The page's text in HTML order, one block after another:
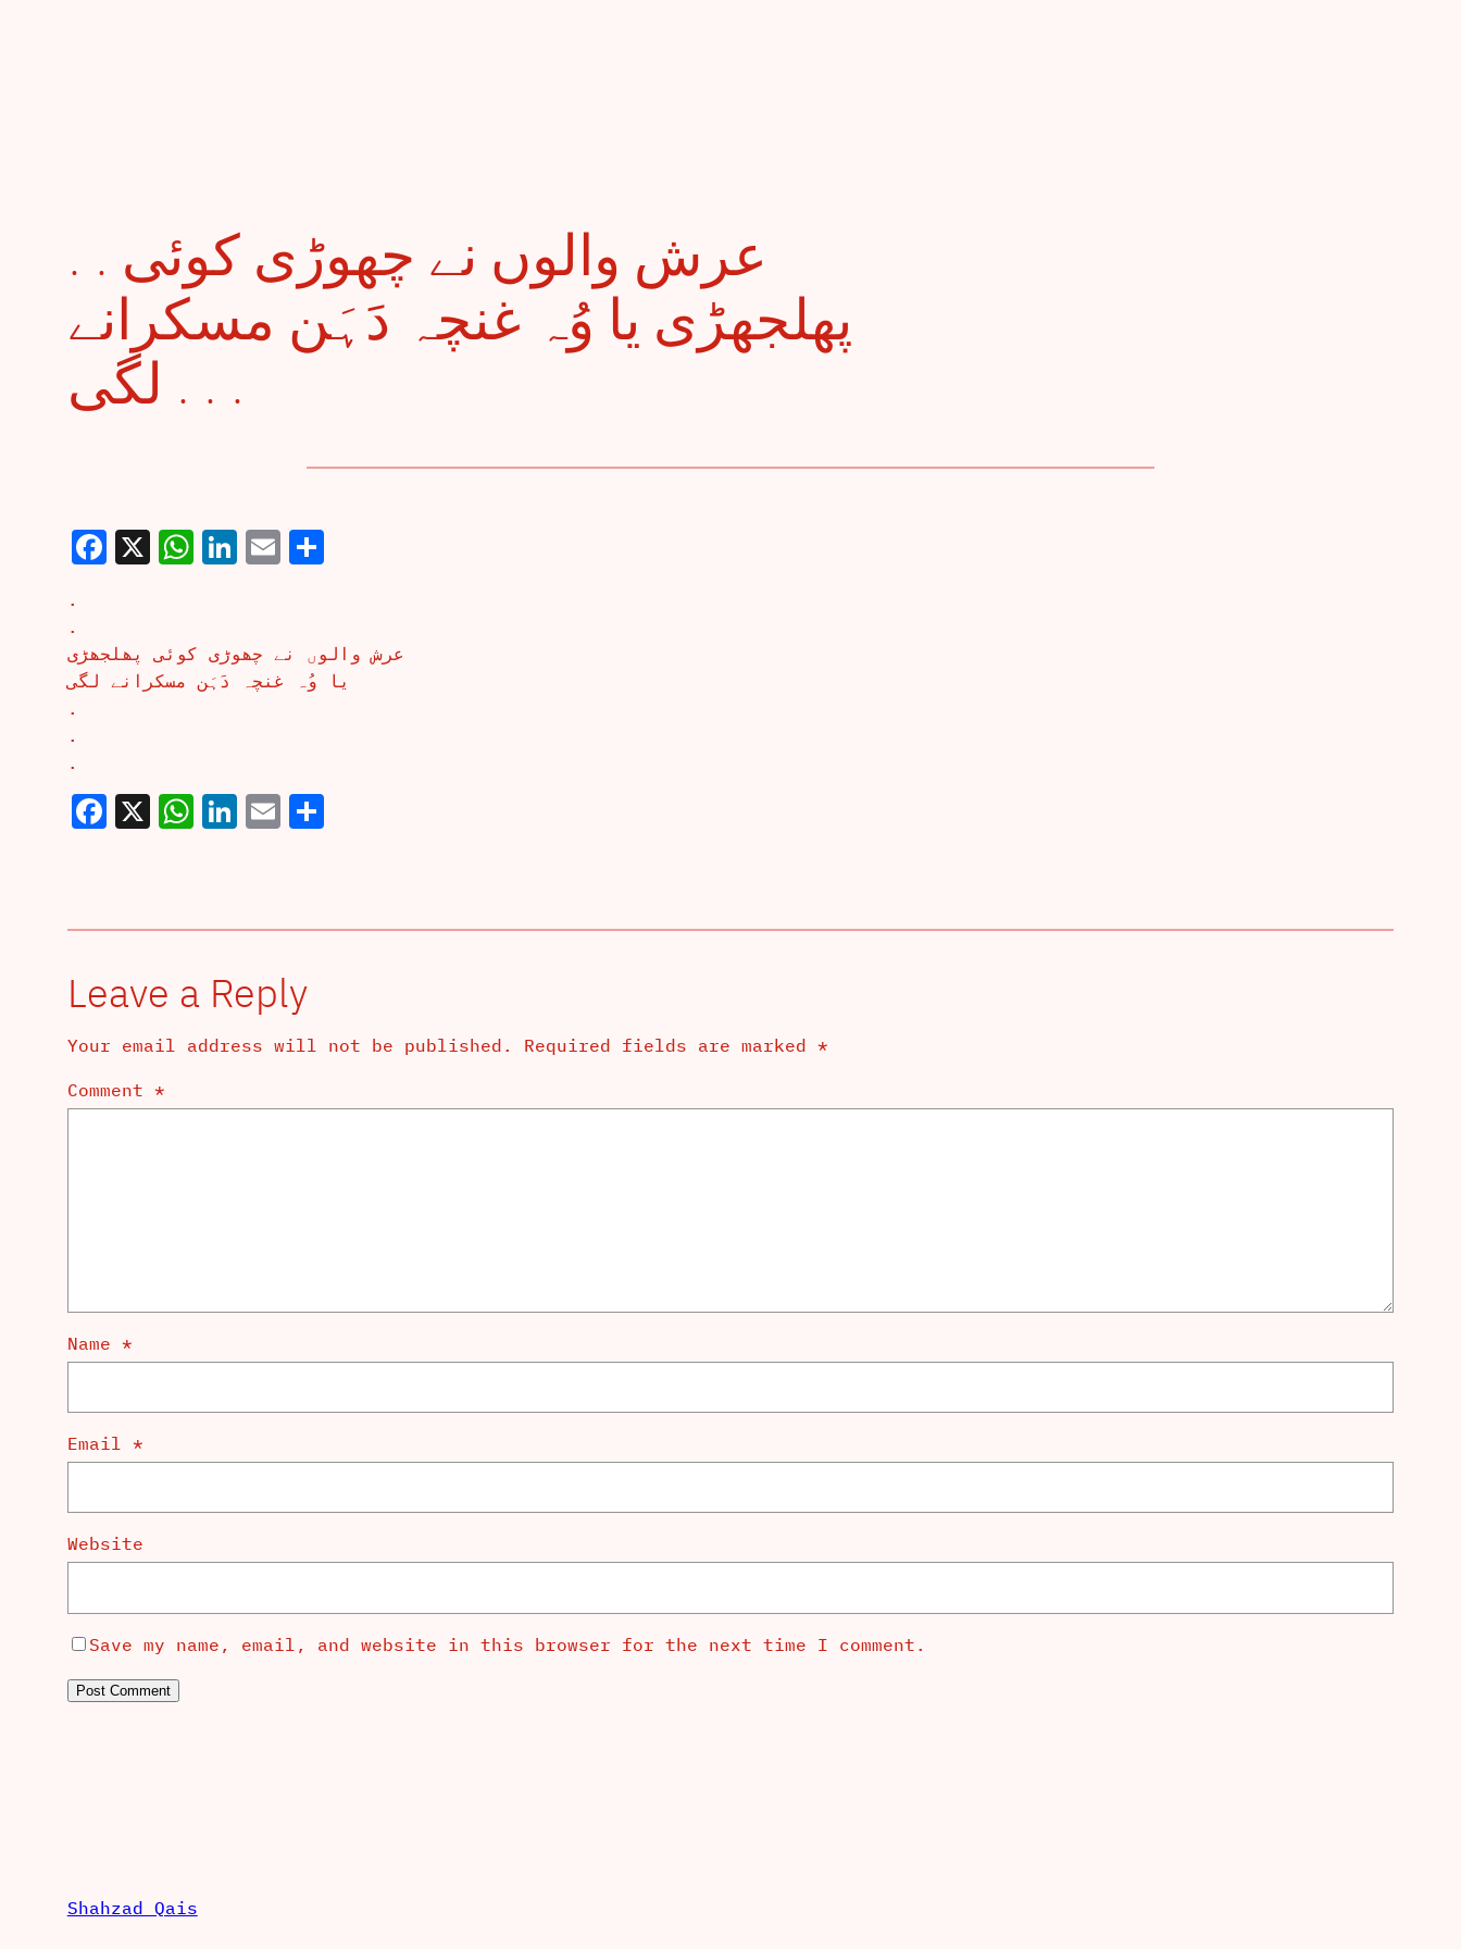
. . عرش والوں نے چھوڑی کوئی
پھلجھڑی یا وُہ غنچہ دَہَن مسکرانے
لگی . . .
Facebook
X WhatsApp
LinkedIn
EmailShare
.
.
عرش والوں نے چھوڑی کوئی پھلجھڑی
یا وُہ غنچہ دَہَن مسکرانے لگی
.
.
.
Facebook
X WhatsApp
LinkedIn
EmailShare
Leave a Reply
Your email address will not be published. Required fields are marked *
Comment *
Name *
Email *
Website
Save my name, email, and website in this browser for the next time I comment.
Shahzad Qais